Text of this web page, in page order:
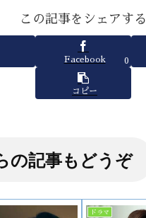
この記事をシェアする
Facebook 0
コピー
の記事もどうぞ
ドラマ